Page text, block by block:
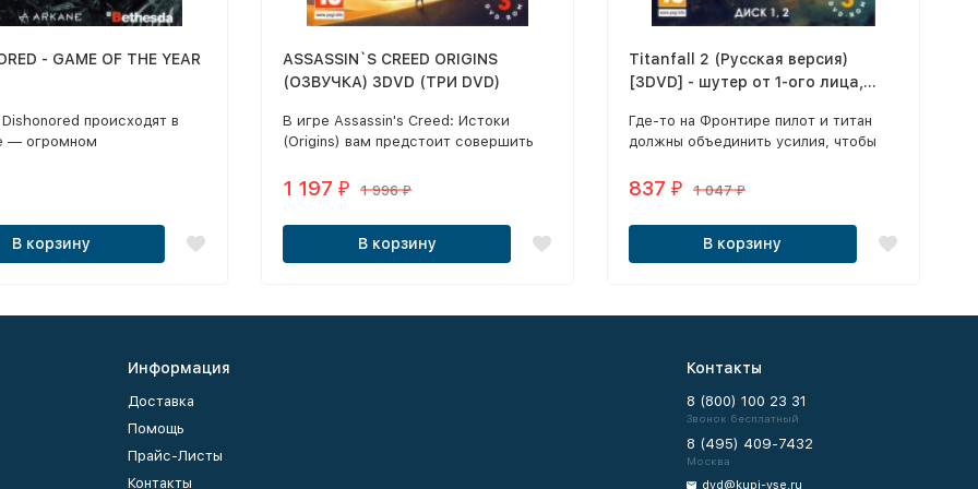
- GAME OF THE YEAR
происходят в
— огромном
столкнулись
В корзину
ASSASSIN`S CREED ORIGINS
(ОЗВУЧКА) 3DVD (ТРИ DVD)
В игре Assassin's Creed: Истоки
(Origins) вам предстоит совершить
одну из самых загадочных империй в
события которого станут
судьбоносными для всего мира.
1 197 ₽ 1 996₽
В корзину
Titanfall 2 (Русская версия)
[3DVD] - шутер от 1-ого лица,
Где-то на Фронтире пилот и титан
должны объединить усилия, чтобы
своего Титана и приготовьтесь к
шутере от первого лица Titanfall™ 2!
837 ₽ 1 047₽
В корзину
Информация
Доставка
Помощь
Прайс-Листы
Контакты
Контакты
8 (800) 100 23 31
Звонок бесплатный
8 (495) 409-7432
Москва
dvd@kupi-vse.ru